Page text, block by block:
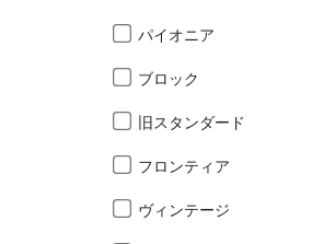
パイオニア
ブロック
旧スタンダード
フロンティア
ヴィンテージ